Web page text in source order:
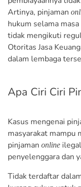
Artinya, pinjaman
hukum selama
tidak mengikuti
Otoritas Jasa
dalam lembaga
Apa Ciri Ciri
Kasus mengenai
masyarakat mampu
pinjaman online
penyelenggara dan
Tidak terdaftar